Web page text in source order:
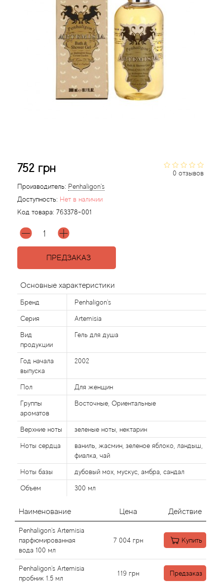
0 отзывов
752 грн
Производитель: Penhaligon's
Доступность: Нет в наличии
Код товара: 763378-001
ПРЕДЗАКАЗ
Основные характеристики
Бренд Penhaligon's
Серия Artemisia
Вид
продукции
Гель для душа
Год начала
выпуска
2002
Пол Для женщин
Группы
ароматов
Восточные, Ориентальные
Верхние ноты зеленые ноты, нектарин
Ноты сердца
ваниль, жасмин, зеленое яблоко, ландыш,
фиалка, чай
Ноты базы дубовый мох, мускус, амбра, сандал
Объем 300 мл
Наименование Цена Действие
Penhaligon's Artemisia
парфюмированная
вода 100 мл
7 004 грн Купить
Penhaligon's Artemisia
пробник 1.5 мл
119 грн Предзаказ
Acqua di Parma
Acqua di Sardegna
Aedes de Venustas
Afnan
Agatha Ruiz de la Prada
Agonist
Aigner
Aj Arabia (Widian)
Ajmal
Al Haramain
Al Jazeera
Alaia Paris
Alexander McQueen
Alexandre Barthet
Alexandre J
Alfred Dunhill
Alyson Oldoini
Alyssa Ashley
American Crew